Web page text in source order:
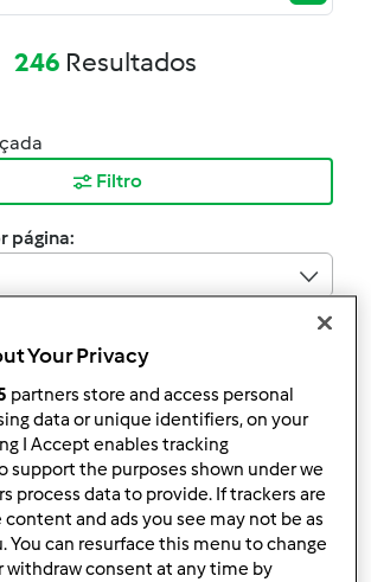
246 Resultados
Filtro
página:
glúten
Your Privacy
partners store and access personal
data or unique identifiers, on your
I Accept enables tracking
support the purposes shown under we
process data to provide. If trackers are
and ads you see may not be as
You can resurface this menu to change
withdraw consent at any time by